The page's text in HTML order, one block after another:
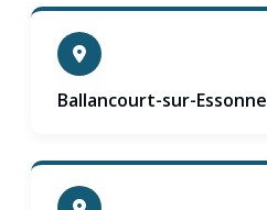
Ballancourt-sur-Essonne